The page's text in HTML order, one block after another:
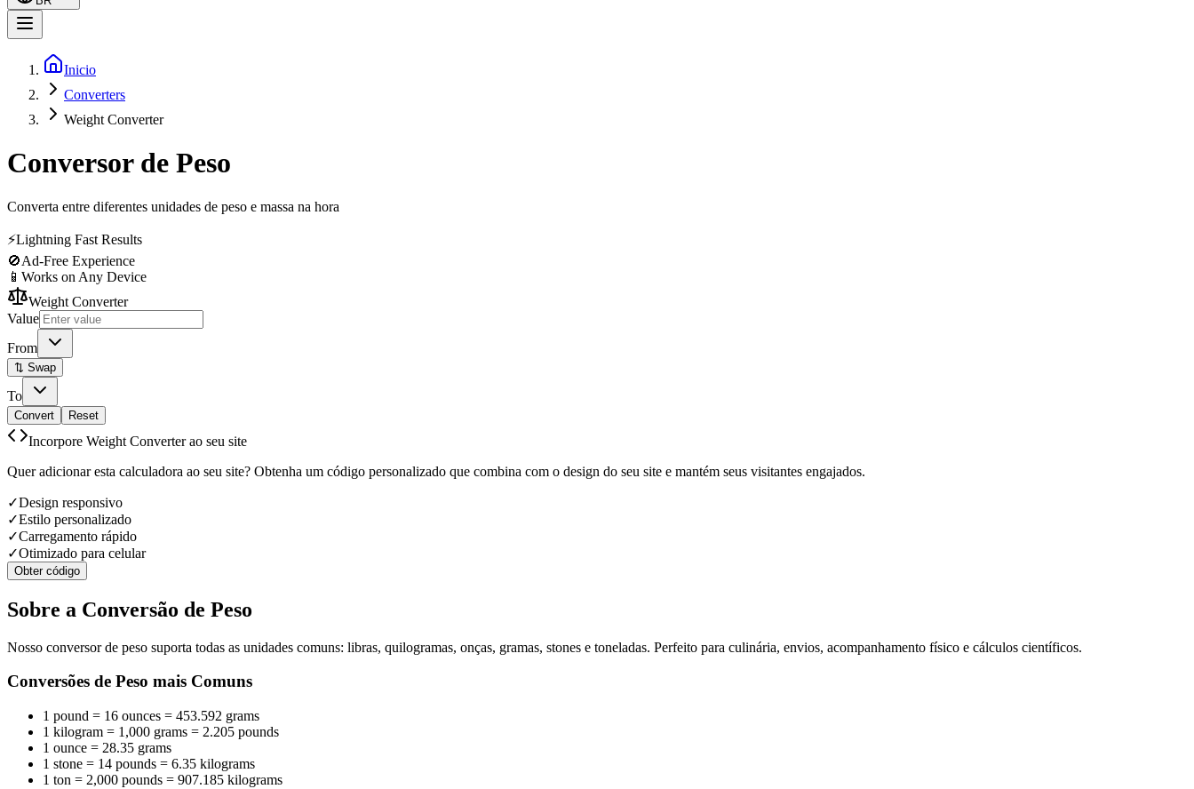
Inicio
Converters
Weight Converter
Conversor de Peso
Converta entre diferentes unidades de peso e massa na hora
⚡Lightning Fast Results
🚫Ad-Free Experience
📱 Works on Any Device
Weight Converter
Value
From
⇅ Swap
To
Convert Reset
Incorpore Weight Converter ao seu site
Quer adicionar esta calculadora ao seu site? Obtenha um código personalizado que combina com o design do seu site e mantém seus visitantes engajados.
✓Design responsivo
✓Estilo personalizado
✓Carregamento rápido
✓Otimizado para celular
Obter código
Sobre a Conversão de Peso
Nosso conversor de peso suporta todas as unidades comuns: libras, quilogramas, onças, gramas, stones e toneladas. Perfeito para culinária, envios, acompanhamento físico e cálculos científicos.
Conversões de Peso mais Comuns
1 pound = 16 ounces = 453.592 grams
1 kilogram = 1,000 grams = 2.205 pounds
1 ounce = 28.35 grams
1 stone = 14 pounds = 6.35 kilograms
1 ton = 2,000 pounds = 907.185 kilograms